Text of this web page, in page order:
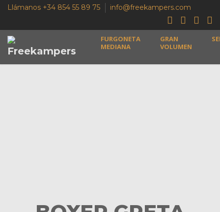
Llámanos +34 854 55 89 75 info@freekampers.com
FURGONETA
MEDIANA
GRAN
VOLUMEN